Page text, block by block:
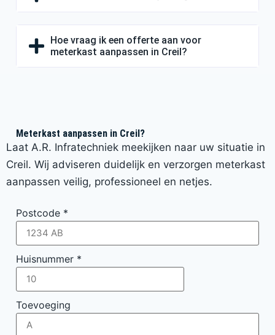
Hoe vraag ik een offerte aan voor
meterkast aanpassen in Creil?
Meterkast aanpassen in Creil?
Laat A.R. Infratechniek meekijken naar uw situatie in
Creil. Wij adviseren duidelijk en verzorgen meterkast
aanpassen veilig, professioneel en netjes.
Postcode *
Huisnummer *
Toevoeging